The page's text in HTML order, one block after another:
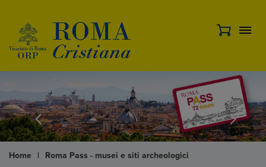
Home | Roma Pass - musei e siti archeologici